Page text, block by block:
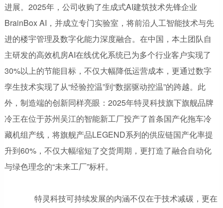
进展。2025年，公司收购了生成式AI建筑技术先锋企业
BrainBox AI，并成立专门实验室，将前沿人工智能技术与先
进的楼宇管理及数字化能力深度融合。在中国，本土团队自
主研发的高效机房AI在线优化系统已为多个行业客户实现了
30%以上的节能目标，不仅大幅降低运营成本，更通过数字
孪生技术实现了从“经验控温”到“数据驱动控温”的跨越。此
外，制造端的创新同样亮眼：2025年特灵科技旗下旗舰品牌
冷王在位于苏州吴江的智能新工厂投产了首条国产化拖车冷
藏机组产线，将旗舰产品LEGEND系列的供应链国产化率提
升到60%，不仅大幅缩短了交货周期，更打造了融合自动化
与绿色理念的“未来工厂”标杆。
特灵科技可持续发展的内涵不仅在于技术减碳，更在